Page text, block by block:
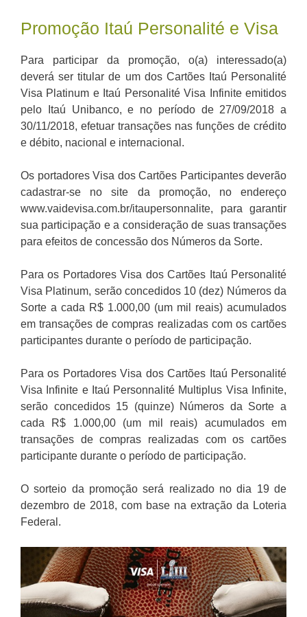
Promoção Itaú Personalité e Visa
Para participar da promoção, o(a) interessado(a)
deverá ser titular de um dos Cartões Itaú Personalité
Visa Platinum e Itaú Personalité Visa Infinite emitidos
pelo Itaú Unibanco, e no período de 27/09/2018 a
30/11/2018, efetuar transações nas funções de crédito
e débito, nacional e internacional.
Os portadores Visa dos Cartões Participantes deverão
cadastrar-se no site da promoção, no endereço
www.vaidevisa.com.br/itaupersonnalite, para garantir
sua participação e a consideração de suas transações
para efeitos de concessão dos Números da Sorte.
Para os Portadores Visa dos Cartões Itaú Personalité
Visa Platinum, serão concedidos 10 (dez) Números da
Sorte a cada R$ 1.000,00 (um mil reais) acumulados
em transações de compras realizadas com os cartões
participantes durante o período de participação.
Para os Portadores Visa dos Cartões Itaú Personalité
Visa Infinite e Itaú Personnalité Multiplus Visa Infinite,
serão concedidos 15 (quinze) Números da Sorte a
cada R$ 1.000,00 (um mil reais) acumulados em
transações de compras realizadas com os cartões
participante durante o período de participação.
O sorteio da promoção será realizado no dia 19 de
dezembro de 2018, com base na extração da Loteria
Federal.